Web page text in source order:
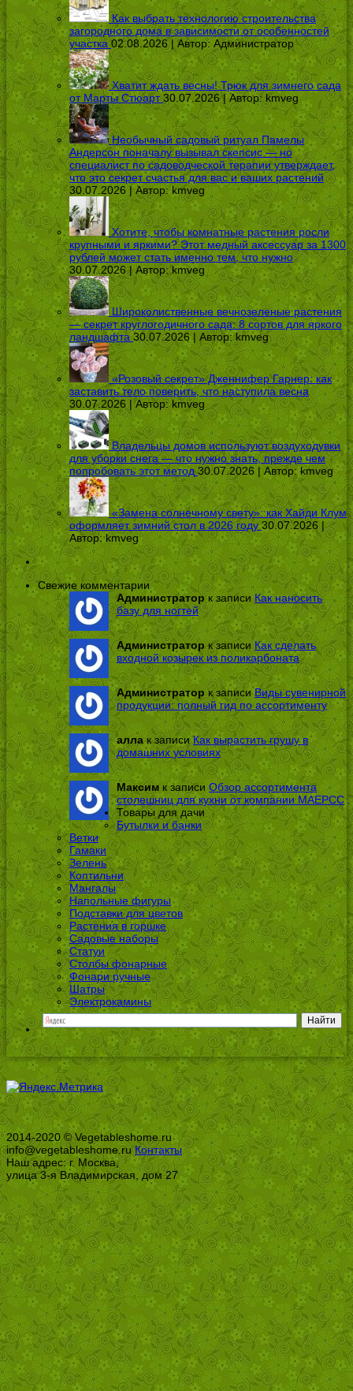
Как выбрать технологию строительства
загородного дома в зависимости от особенностей
участка 02.08.2026 | Автор: Администратор
Хватит ждать весны! Трюк для зимнего сада
от Марты Стюарт 30.07.2026 | Автор:kmveg
Необычный садовый ритуал Памелы
Андерсон поначалу вызывал скепсис — но
специалист по садоводческой терапии утверждает,
что это секрет счастья для вас и ваших растений
30.07.2026 | Автор:kmveg
Хотите, чтобы комнатные растения росли
крупными и яркими? Этот медный аксессуар за 1300
рублей может стать именно тем, что нужно
30.07.2026 | Автор:kmveg
Широколиственные вечнозеленые растения
— секрет круглогодичного сада: 8 сортов для яркого
ландшафта 30.07.2026 | Автор:kmveg
«Розовый секрет» Дженнифер Гарнер: как
заставить тело поверить, что наступила весна
30.07.2026 | Автор:kmveg
Владельцы домов используют воздуходувки
для уборки снега — что нужно знать, прежде чем
попробовать этот метод 30.07.2026 | Автор:kmveg
«Замена солнечному свету»: как Хайди Клум
оформляет зимний стол в 2026 году 30.07.2026 |
Автор:kmveg
Свежие комментарии
Администраторк записи Как наносить
базу для ногтей
Администраторк записи Как сделать
входной козырек из поликарбоната
Администратор к записиВиды сувенирной
продукции: полный гид по ассортименту
аллак записиКак вырастить грушу в
домашних условиях
Максим к записиОбзор ассортимента
столешниц для кухни от компании МАЕРСС
Товары для дачи
Бутылки и банки
Ветки
Гамаки
Зелень
Коптильни
Мангалы
Напольные фигуры
Подставки для цветов
Растения в горшке
Садовые наборы
Статуи
Столбы фонарные
Фонари ручные
Шатры
Электрокамины
2014-2020 © Vegetableshome.ru
info@vegetableshome.ruКонтакты
Наш адрес: г. Москва,
улица 3-я Владимирская, дом 27